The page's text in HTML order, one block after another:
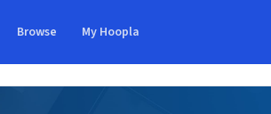
Browse My Hoopla